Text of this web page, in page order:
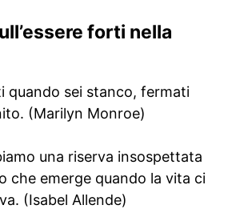
forti nella
quando sei stanco, fermati
(Marilyn Monroe)
una riserva insospettata
che emerge quando la vita ci
(Isabel Allende)